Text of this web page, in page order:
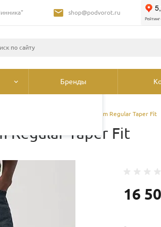
и третьими
страниц
shop@podvorot.ru
Бренды
Джинсы Levi's 502 Premium Regular Taper Fit
Regular Taper Fit
16